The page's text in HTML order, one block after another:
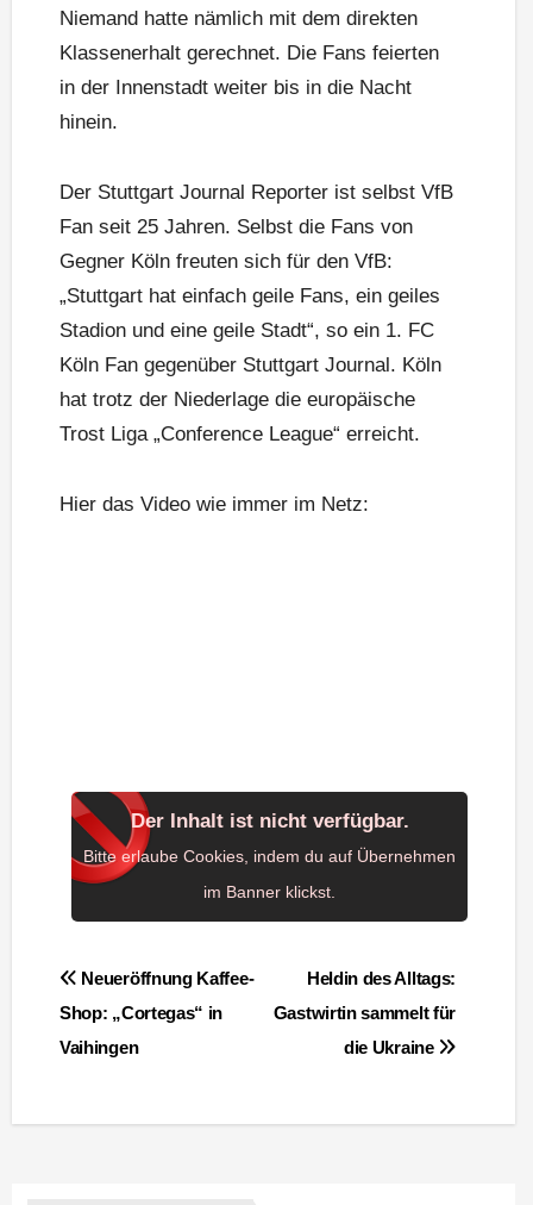
Niemand hatte nämlich mit dem direkten
Klassenerhalt gerechnet. Die Fans feierten
in der Innenstadt weiter bis in die Nacht
hinein.
Der Stuttgart Journal Reporter ist selbst VfB
Fan seit 25 Jahren. Selbst die Fans von
Gegner Köln freuten sich für den VfB:
„Stuttgart hat einfach geile Fans, ein geiles
Stadion und eine geile Stadt“, so ein 1. FC
Köln Fan gegenüber Stuttgart Journal. Köln
hat trotz der Niederlage die europäische
Trost Liga „Conference League“ erreicht.
Hier das Video wie immer im Netz:
Der Inhalt ist nicht verfügbar.
Bitte erlaube Cookies, indem du auf Übernehmen
im Banner klickst.
BeitragsnavigationHeldin des Alltags:
Gastwirtin sammelt für
die Ukraine
Neueröffnung Kaffee-
Shop: „Cortegas“ in
Vaihingen